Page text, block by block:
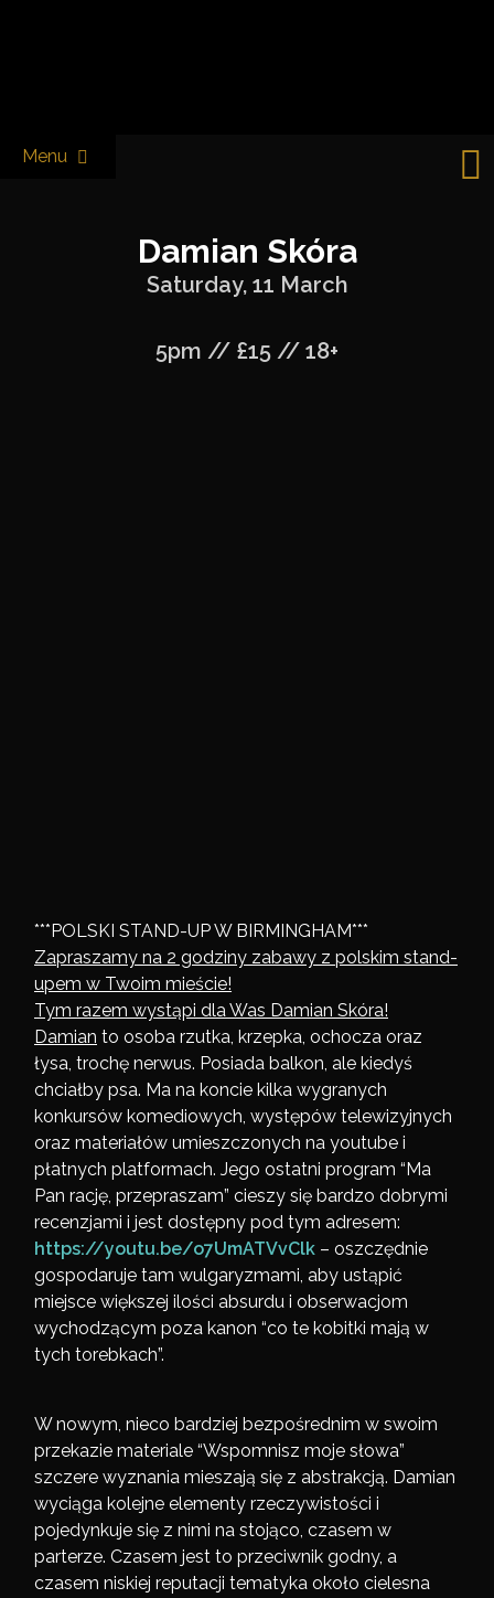
Menu
Damian Skóra
Saturday, 11 March
5pm // £15 // 18+
***POLSKI STAND-UP W BIRMINGHAM***
Zapraszamy na 2 godziny zabawy z polskim stand-
upem w Twoim mieście!
Tym razem wystąpi dla Was Damian Skóra!
Damian to osoba rzutka, krzepka, ochocza oraz
łysa, trochę nerwus. Posiada balkon, ale kiedyś
chciałby psa. Ma na koncie kilka wygranych
konkursów komediowych, występów telewizyjnych
oraz materiałów umieszczonych na youtube i
płatnych platformach. Jego ostatni program “Ma
Pan rację, przepraszam” cieszy się bardzo dobrymi
recenzjami i jest dostępny pod tym adresem:
https://youtu.be/o7UmATVvClk – oszczędnie
gospodaruje tam wulgaryzmami, aby ustąpić
miejsce większej ilości absurdu i obserwacjom
wychodzącym poza kanon “co te kobitki mają w
tych torebkach”.
W nowym, nieco bardziej bezpośrednim w swoim
przekazie materiale “Wspomnisz moje słowa”
szczere wyznania mieszają się z abstrakcją. Damian
wyciąga kolejne elementy rzeczywistości i
pojedynkuje się z nimi na stojąco, czasem w
parterze. Czasem jest to przeciwnik godny, a
czasem niskiej reputacji tematyka około cielesna